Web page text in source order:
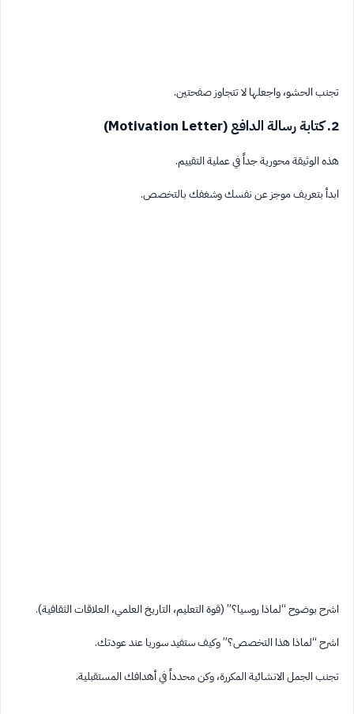
تجنب الحشو، واجعلها لا تتجاوز صفحتين.
2. كتابة رسالة الدافع (Motivation Letter)
هذه الوثيقة محورية جداً في عملية التقييم.
ابدأ بتعريف موجز عن نفسك وشغفك بالتخصص.
اشرح بوضوح “لماذا روسيا؟” (قوة التعليم، التاريخ العلمي، العلاقات الثقافية).
اشرح “لماذا هذا التخصص؟” وكيف ستفيد سوريا عند عودتك.
تجنب الجمل الانشائية المكررة، وكن محدداً في أهدافك المستقبلية.